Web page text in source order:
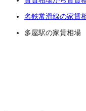
名鉄常滑線の家賃
多屋駅の家賃相場